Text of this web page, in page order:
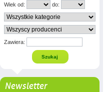
Wiek od: do:
Zawiera:
Newsletter